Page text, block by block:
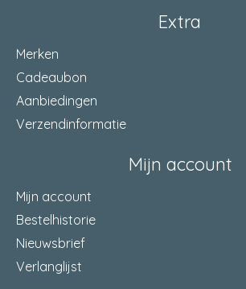
montagebreedte
Extra
Merken
Cadeaubon
Aanbiedingen
Verzendinformatie
Mijn account
Mijn account
Bestelhistorie
Nieuwsbrief
Verlanglijst